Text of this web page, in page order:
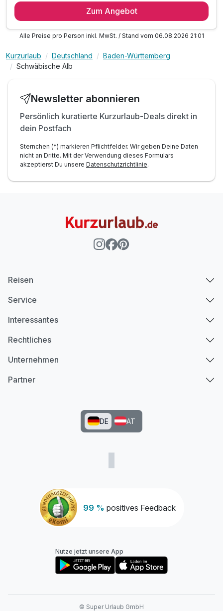
7 x Verwöhn-Frühstück am Buffet
1 x Begrüßungscocktail
inkl. Parkplatz
Zum Angebot
Alle Preise pro Person inkl. MwSt. / Stand vom 06.08.2026 21:01
Kurzurlaub Deutschland
Baden-Württemberg
Schwäbische Alb
Newsletter abonnieren
Persönlich kuratierte Kurzurlaub-Deals direkt in
dein Postfach
Sternchen (*) markieren Pflichtfelder. Wir geben Deine Daten
nicht an Dritte. Mit der Verwendung dieses Formulars
akzeptierst Du unsere Datenschutzrichtlinie.
99 % positives Feedback
Reisen
Service
Interessantes
Rechtliches
Unternehmen
Partner
DE AT
Nutze jetzt unsere App
© Super Urlaub GmbH